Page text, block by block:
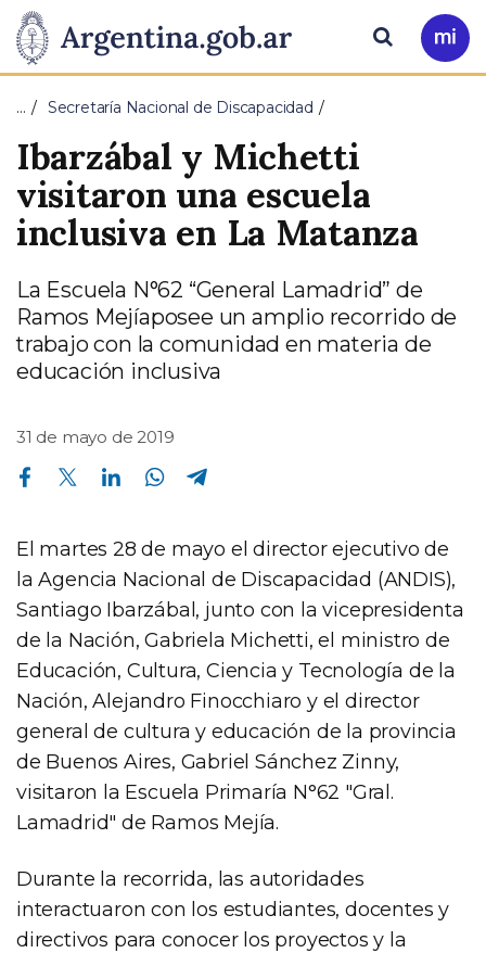
Presidencia
de
la
Nación
Pasar al contenido principal
Ir
a
Buscar
… Secretaría Nacional de Discapacidad
Ibarzábal y Michetti
visitaron una escuela
inclusiva en La Matanza
La Escuela N°62 “General Lamadrid” de
Ramos Mejíaposee un amplio recorrido de
trabajo con la comunidad en materia de
educación inclusiva
31 de mayo de 2019
Compartir en Facebook Compartir en Twitter Compartir en Linkedin Compartir en Whatsapp
El martes 28 de mayo el director ejecutivo de
la Agencia Nacional de Discapacidad (ANDIS),
Santiago Ibarzábal, junto con la vicepresidenta
de la Nación, Gabriela Michetti, el ministro de
Educación, Cultura, Ciencia y Tecnología de la
Nación, Alejandro Finocchiaro y el director
general de cultura y educación de la provincia
de Buenos Aires, Gabriel Sánchez Zinny,
visitaron la Escuela Primaría N°62 "Gral.
Lamadrid" de Ramos Mejía.
Durante la recorrida, las autoridades
interactuaron con los estudiantes, docentes y
directivos para conocer los proyectos y la